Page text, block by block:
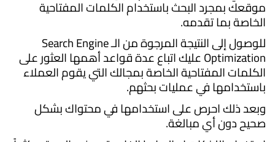
موقعك بمجرد البحث باستخدام الكلمات المفتاحية
الخاصة بما تقدمه.
للوصول إلى النتيجة المرجوة من الـ Search Engine
Optimization عليك اتباع عدة قواعد أهمها العثور على
الكلمات المفتاحية الخاصة بمجالك التي يقوم العملاء
باستخدامها في عمليات بحثهم.
وبعد ذلك احرص على استخدامها في محتواك بشكل
صحيح دون أي مبالغة.